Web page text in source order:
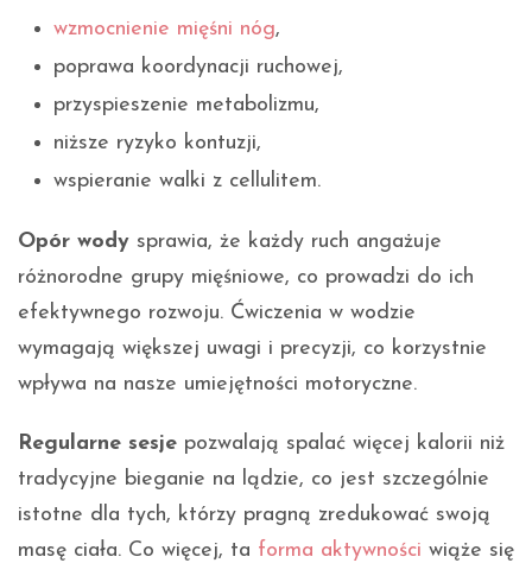
wzmocnienie mięśni nóg,
poprawa koordynacji ruchowej,
przyspieszenie metabolizmu,
niższe ryzyko kontuzji,
wspieranie walki z cellulitem.
Opór wody sprawia, że każdy ruch angażuje
różnorodne grupy mięśniowe, co prowadzi do ich
efektywnego rozwoju. Ćwiczenia w wodzie
wymagają większej uwagi i precyzji, co korzystnie
wpływa na nasze umiejętności motoryczne.
Regularne sesje pozwalają spalać więcej kalorii niż
tradycyjne bieganie na lądzie, co jest szczególnie
istotne dla tych, którzy pragną zredukować swoją
masę ciała. Co więcej, ta forma aktywności wiąże się